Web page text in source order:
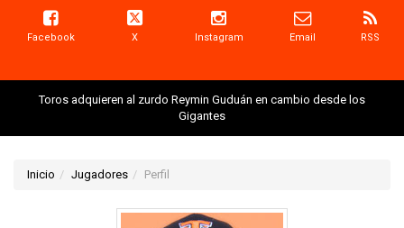
Facebook X Instagram Email RSS
Toros adquieren al zurdo Reymin Guduán en cambio desde los
Gigantes
Inicio Jugadores Perfil